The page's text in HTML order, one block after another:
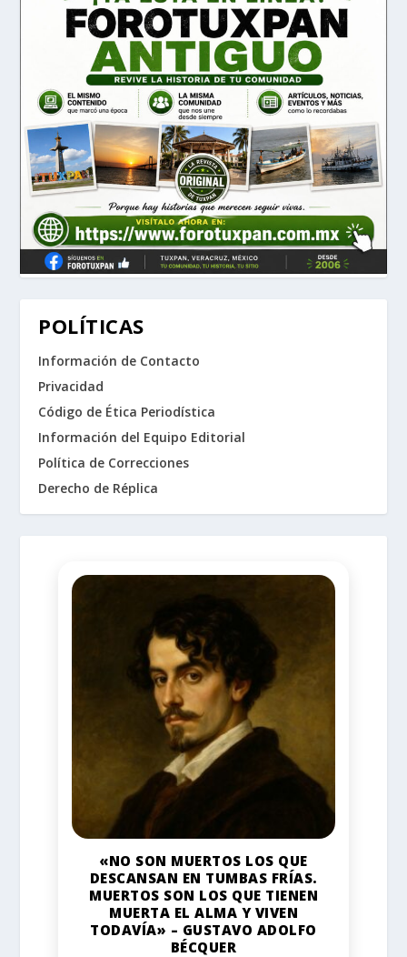
POLÍTICAS
Información de Contacto
Privacidad
Código de Ética Periodística
Información del Equipo Editorial
Política de Correcciones
Derecho de Réplica
«NO SON MUERTOS LOS QUE
DESCANSAN EN TUMBAS FRÍAS.
MUERTOS SON LOS QUE TIENEN
MUERTA EL ALMA Y VIVEN
TODAVÍA» – GUSTAVO ADOLFO
BÉCQUER